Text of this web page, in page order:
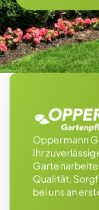
Oppermann
Ihr
Qualität,
bei uns an